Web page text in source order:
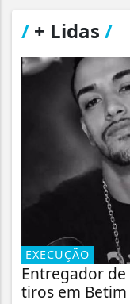
/ + Lidas /
EXECUÇÃO
Entregador
tiros em Betim